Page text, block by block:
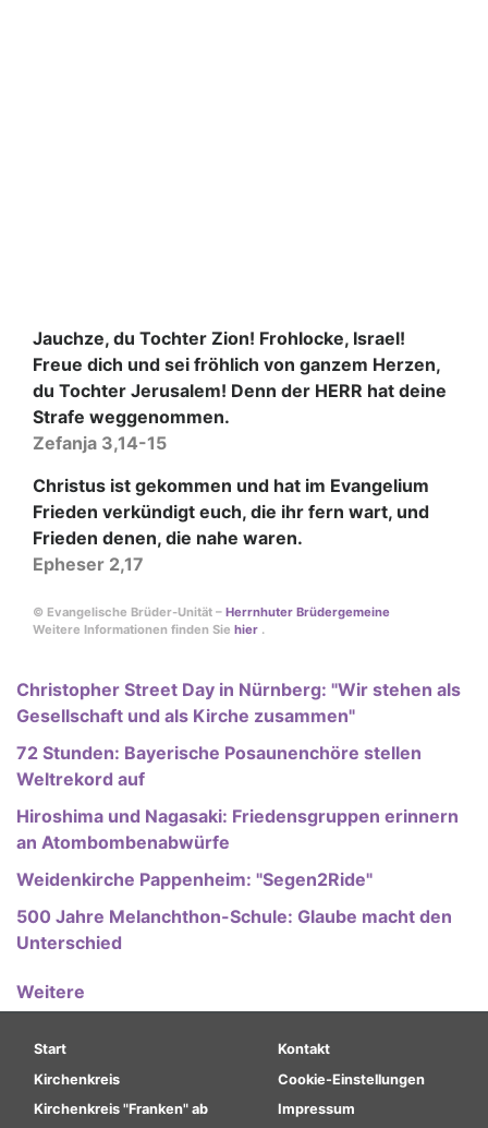
Jauchze, du Tochter Zion! Frohlocke, Israel!
Freue dich und sei fröhlich von ganzem Herzen,
du Tochter Jerusalem! Denn der HERR hat deine
Strafe weggenommen.
Zefanja 3,14-15
Christus ist gekommen und hat im Evangelium
Frieden verkündigt euch, die ihr fern wart, und
Frieden denen, die nahe waren.
Epheser 2,17
© Evangelische Brüder-Unität – Herrnhuter Brüdergemeine
Weitere Informationen finden Sie hier .
Christopher Street Day in Nürnberg: "Wir stehen als
Gesellschaft und als Kirche zusammen"
72 Stunden: Bayerische Posaunenchöre stellen
Weltrekord auf
Hiroshima und Nagasaki: Friedensgruppen erinnern
an Atombombenabwürfe
Weidenkirche Pappenheim: "Segen2Ride"
500 Jahre Melanchthon-Schule: Glaube macht den
Unterschied
Weitere
Hauptnavigation
Start
Kirchenkreis
Kirchenkreis "Franken" ab
Fußbereichsmenü
Kontakt
Cookie-Einstellungen
Impressum